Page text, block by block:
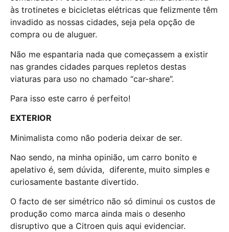
às trotinetes e bicicletas elétricas que felizmente têm
invadido as nossas cidades, seja pela opção de
compra ou de aluguer.
Não me espantaria nada que começassem a existir
nas grandes cidades parques repletos destas
viaturas para uso no chamado “car-share”.
Para isso este carro é perfeito!
EXTERIOR
Minimalista como não poderia deixar de ser.
Nao sendo, na minha opinião, um carro bonito e
apelativo é, sem dúvida, diferente, muito simples e
curiosamente bastante divertido.
O facto de ser simétrico não só diminui os custos de
produção como marca ainda mais o desenho
disruptivo que a Citroen quis aqui evidenciar.